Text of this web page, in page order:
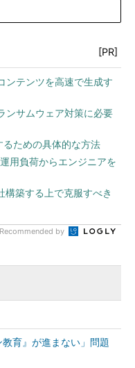
[PR]
ンテンツを高速で生成す
ンサムウェア対策に必要
るための具体的な方法
用負荷からエンジニアを
構築する上で克服すべき
Recommended by
教育』が進まない」問題